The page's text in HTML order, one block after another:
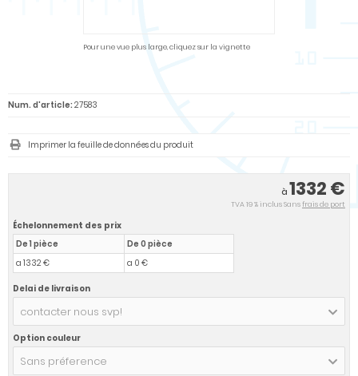
Pour une vue plus large, cliquez sur la vignette
à 1332 €
TVA 19 % inclus Sansfrais de port
Échelonnement des prix
De 1 pièce
a 1332 €
De 0 pièce
a 0 €
Delai de livraison
contacter nous svp!
Option couleur
Sans préference
Num. d'article: 27583
Imprimer la feuille de données du produit